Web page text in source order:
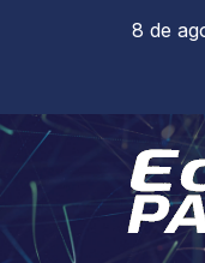
8 de